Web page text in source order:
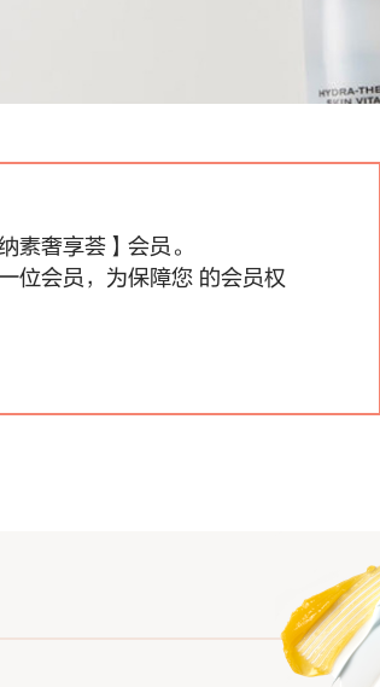
素奢享荟】会员。
位会员，为保障您 的会员权